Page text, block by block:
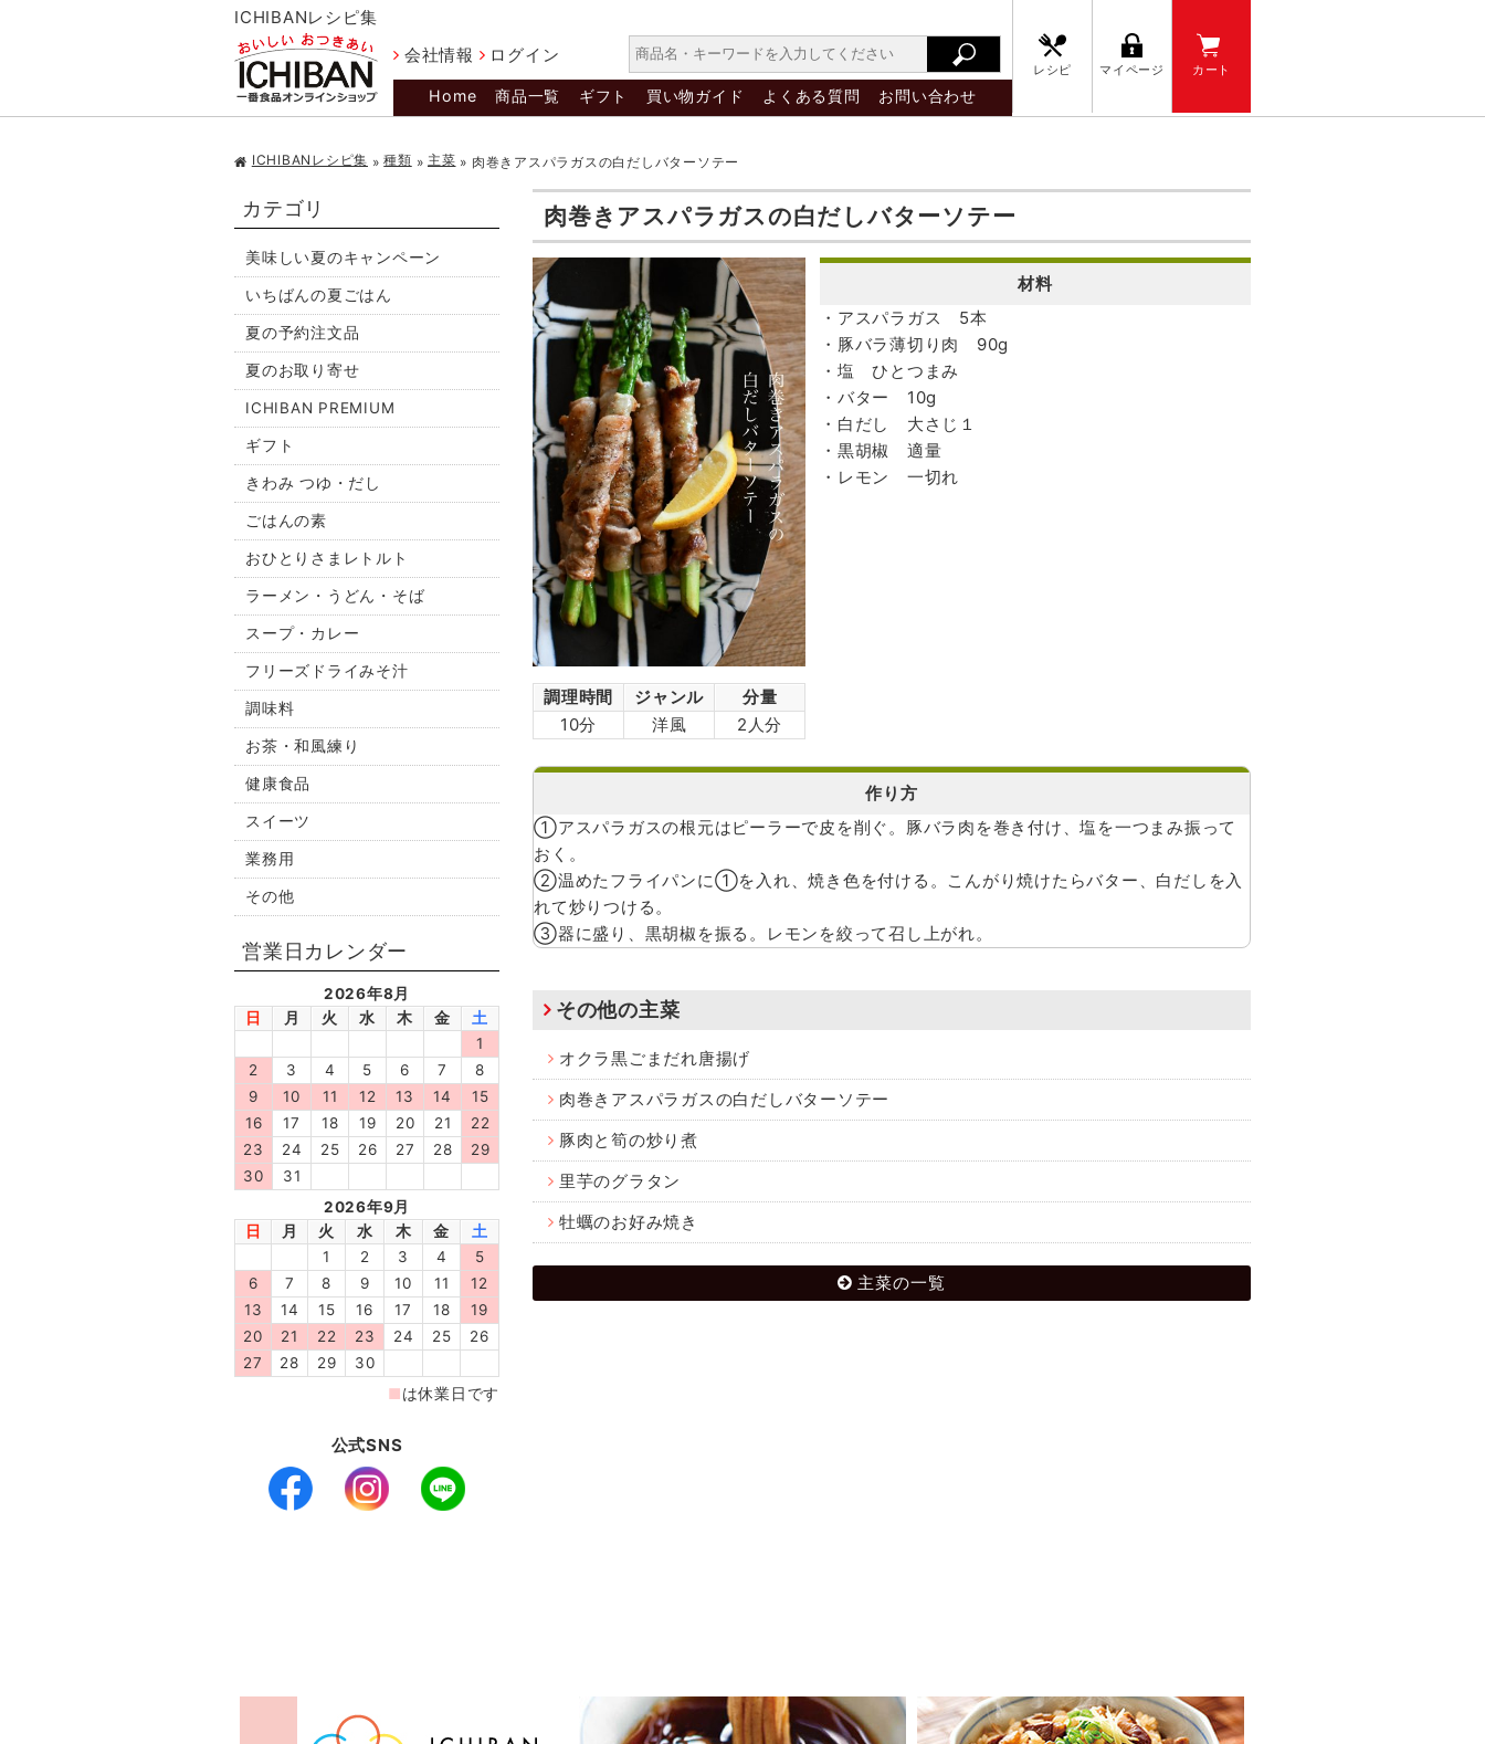
ICHIBANレシピ集
会社情報
ログイン
Home 商品一覧 ギフト 買い物ガイド よくある質問 お問い合わせ
レシピ マイページ カート
ICHIBANレシピ集 »種類» 主菜» 肉巻きアスパラガスの白だしバターソテー
肉巻きアスパラガスの白だしバターソテー
調理時間 ジャンル
分量
10分
洋風 2人分
材料
・アスパラガス 5本
・豚バラ薄切り肉 90g
・塩 ひとつまみ
・バター 10g
・白だし 大さじ１
・黒胡椒 適量
・レモン 一切れ
作り方
①アスパラガスの根元はピーラーで皮を削ぐ。豚バラ肉を巻き付け、塩を一つまみ振って
おく。
②温めたフライパンに①を入れ、焼き色を付ける。こんがり焼けたらバター、白だしを入
れて炒りつける。
③器に盛り、黒胡椒を振る。レモンを絞って召し上がれ。
その他の主菜
オクラ黒ごまだれ唐揚げ
肉巻きアスパラガスの白だしバターソテー
豚肉と筍の炒り煮
里芋のグラタン
牡蠣のお好み焼き
主菜の一覧
カテゴリ
美味しい夏のキャンペーン
いちばんの夏ごはん
夏の予約注文品
夏のお取り寄せ
ICHIBAN PREMIUM
ギフト
きわみ つゆ・だし
ごはんの素
おひとりさまレトルト
ラーメン・うどん・そば
スープ・カレー
フリーズドライみそ汁
調味料
お茶・和風練り
健康食品
スイーツ
業務用
その他
公式SNS